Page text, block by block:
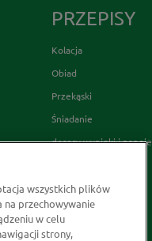
PRZEPISY
Kolacja
Obiad
Przekąski
Śniadanie
desery wypieki i napoje
wszystkich plików
na przechowywanie
w celu
strony,